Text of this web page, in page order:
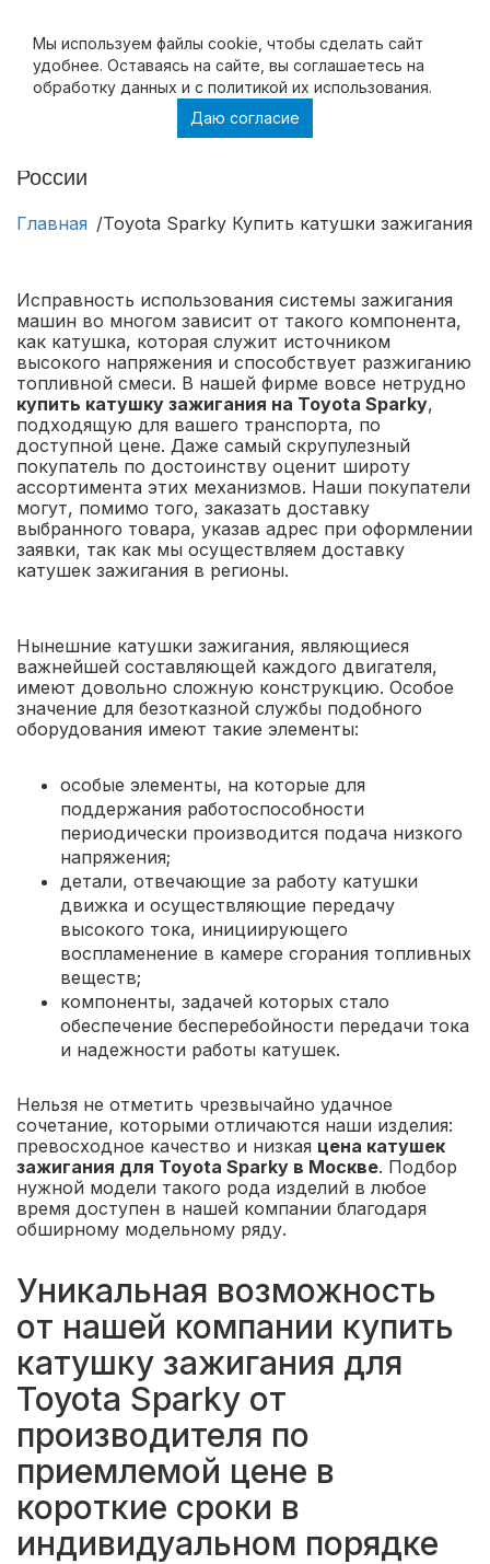
Мы используем файлы cookie, чтобы cделать сайт
удобнее. Оставаясь на сайте, вы соглашаетесь на
обработку данных и с политикой их использования.
Даю согласие
Toyota Sparky Купить катушки зажигания на
России
Главная Toyota Sparky Купить катушки
Исправность использования системы зажигания
машин во многом зависит от такого компонента,
как катушка, которая служит источником
высокого напряжения и способствует разжиганию
топливной смеси. В нашей фирме вовсе нетрудно
купить катушку зажигания на Toyota Sparky,
подходящую для вашего транспорта, по
доступной цене. Даже самый скрупулезный
покупатель по достоинству оценит широту
ассортимента этих механизмов. Наши покупатели
могут, помимо того, заказать доставку
выбранного товара, указав адрес при оформлении
заявки, так как мы осуществляем доставку
катушек зажигания в регионы.
Нынешние катушки зажигания, являющиеся
важнейшей составляющей каждого двигателя,
имеют довольно сложную конструкцию. Особое
значение для безотказной службы подобного
оборудования имеют такие элементы:
особые элементы, на которые для
поддержания работоспособности
периодически производится подача низкого
напряжения;
детали, отвечающие за работу катушки
движка и осуществляющие передачу
высокого тока, инициирующего
воспламенение в камере сгорания топливных
веществ;
компоненты, задачей которых стало
обеспечение бесперебойности передачи тока
и надежности работы катушек.
Нельзя не отметить чрезвычайно удачное
сочетание, которыми отличаются наши изделия:
превосходное качество и низкая цена катушек
зажигания для Toyota Sparky в Москве. Подбор
нужной модели такого рода изделий в любое
время доступен в нашей компании благодаря
обширному модельному ряду.
Уникальная возможность
от нашей компании купить
катушку зажигания для
Toyota Sparky от
производителя по
приемлемой цене в
короткие сроки в
индивидуальном порядке